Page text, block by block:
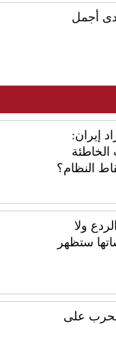
أجمل
إيران:
النظام؟
ولا
ستظهر
على